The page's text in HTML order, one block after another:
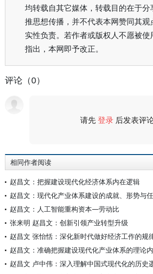
均转载自其它媒体，转载目的在于分
推思想传播，并不代表本网赞同其观
实性负责。若作者或版权人不愿被使
指出，本网即予改正。
评论（0）
请先登录 后发表评
相同作者阅读
赵昌文：把握建设现代化经济体系内在逻辑
赵昌文：现代化产业体系建设的成就、形势与
赵昌文：人工智能重构资本—劳动比
张来明 赵昌文：创新引领产业转型升级
赵昌文 张怡恬：深化新时代做好经济工作的规
赵昌文：准确把握建设现代化产业体系的理论
赵昌文 卢中伟：深入理解中国式现代化的历史